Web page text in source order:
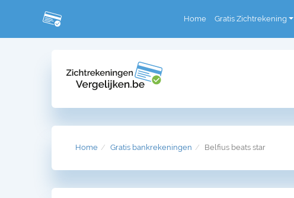
Home Gratis Zichtrekening
Home Gratis bankrekeningen Belfius beats star